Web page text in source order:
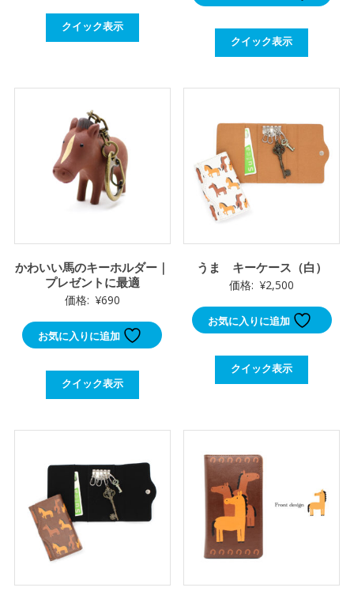
クイック表示
クイック表示
かわいい馬のキーホルダー｜
プレゼントに最適
価格: ¥690
お気に入りに追加
クイック表示
うま キーケース（白）
価格: ¥2,500
お気に入りに追加
クイック表示